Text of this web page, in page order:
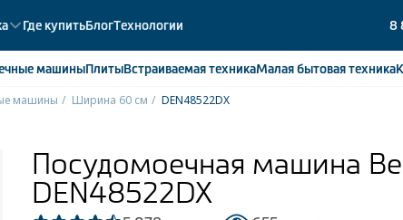
Где купитьБлогТехнологии 8
машиныПлитыВстраиваемаятехникаМалая бытоваятехника
машины Ширина 60 см DEN48522DX
Посудомоечная машина
DEN48522DX